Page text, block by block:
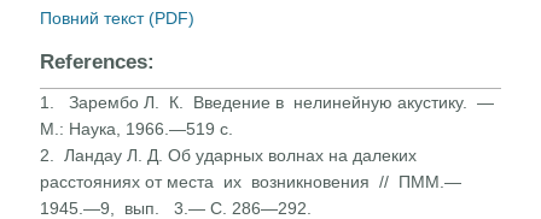
Повний текст (PDF)
References:
1. Зарембо Л. К. Введение в нелинейную акустику. —
М.: Наука, 1966.—519 с.
2. Ландау Л. Д. Об ударных волнах на далеких
расстояниях от места их возникновения // ПММ.—
1945.—9, вып. 3.— С. 286—292.